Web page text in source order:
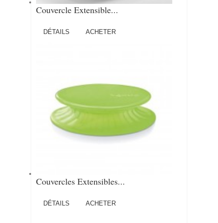
Couvercle Extensible...
DÉTAILS ACHETER
Couvercles Extensibles...
DÉTAILS ACHETER